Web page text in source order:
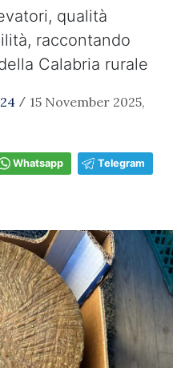
qualità
raccontando
Calabria rurale
/ 15 November 2025,
Whatsapp Telegram